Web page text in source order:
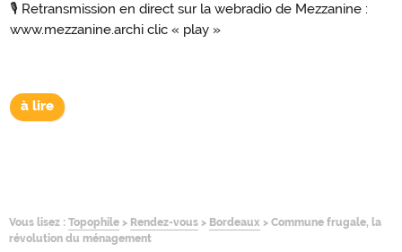
🎙 Retransmission en direct sur la webradio de Mezzanine :
www.mezzanine.archi clic « play »
à lire
Vous lisez : Topophile > Rendez-vous > Bordeaux > Commune frugale, la
révolution du ménagement